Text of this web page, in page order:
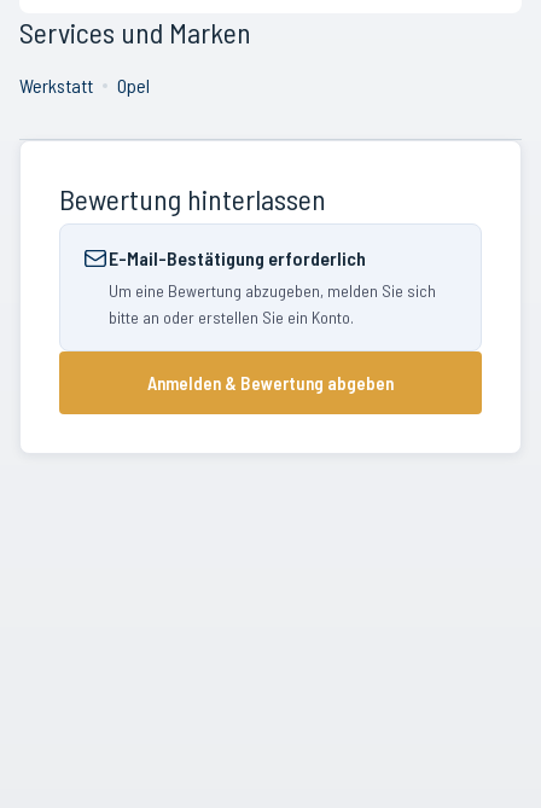
Services und Marken
Werkstatt Opel
Bewertung hinterlassen
E-Mail-Bestätigung erforderlich
Um eine Bewertung abzugeben, melden Sie sich
bitte an oder erstellen Sie ein Konto.
Anmelden & Bewertung abgeben